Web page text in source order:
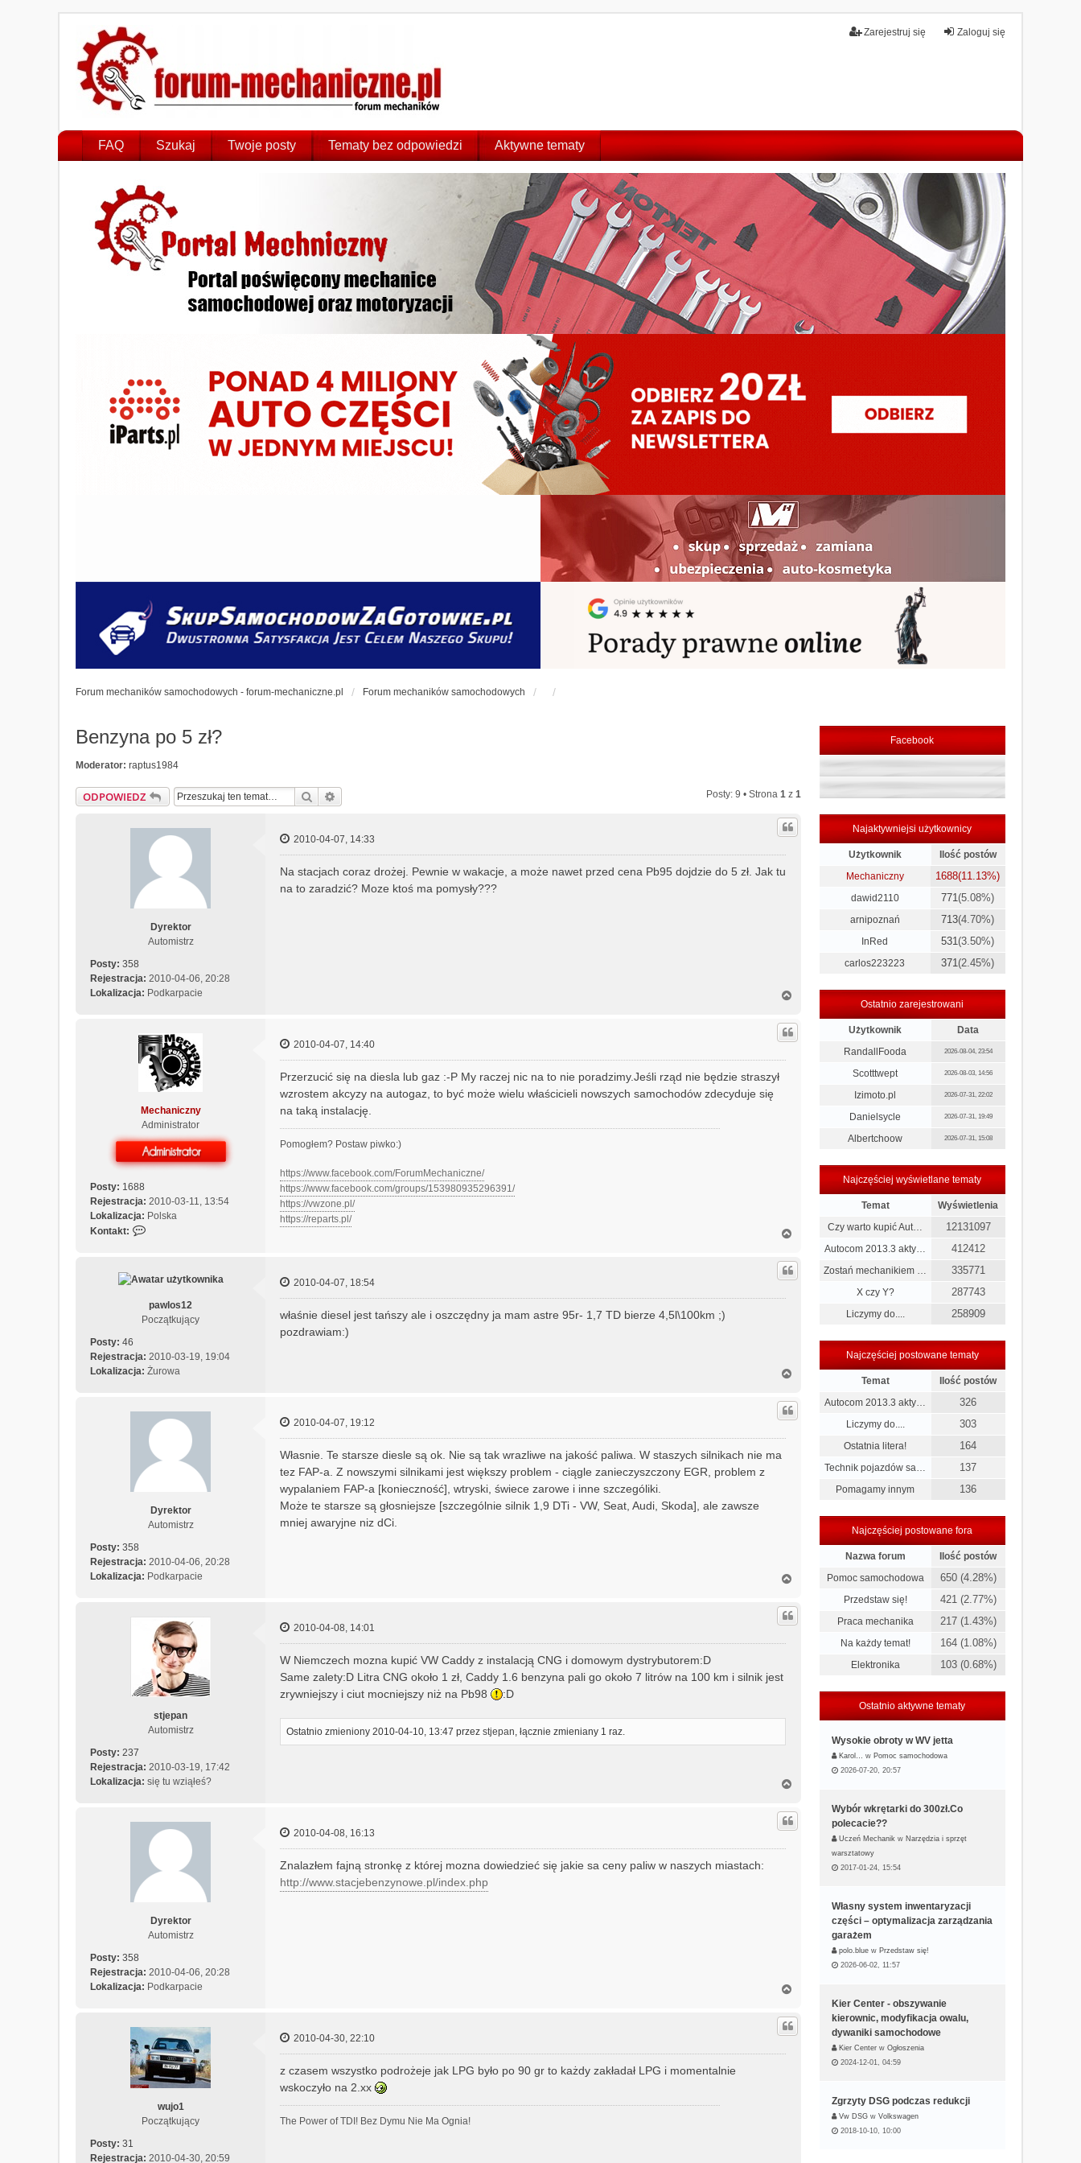
Zaloguj się
Zarejestruj się
FAQ Szukaj Twoje posty Tematy bez odpowiedzi Aktywne tematy
Forum mechaników samochodowych - forum-mechaniczne.pl Forum mechaników samochodowych
Benzyna po 5 zł?
Moderator: raptus1984
ODPOWIEDZ Szukaj Posty: 9 • Strona 1z 1
Dyrektor
Automistrz
Posty: 358
Rejestracja: 2010-04-06, 20:28
Lokalizacja: Podkarpacie
2010-04-07, 14:33
Na stacjach coraz drożej. Pewnie w wakacje, a może nawet przed cena Pb95 dojdzie do 5 zł. Jak tu
na to zaradzić? Moze ktoś ma pomysły???
g
r
Mechaniczny
Administrator
Posty: 1688
Rejestracja: 2010-03-11, 13:54
Lokalizacja: Polska
Kontakt:
a
k
j
s
M
e
n
n
y
2010-04-07, 14:40
Przerzucić się na diesla lub gaz :-P My raczej nic na to nie poradzimy.Jeśli rząd nie będzie straszył
wzrostem akcyzy na autogaz, to być może wielu właścicieli nowszych samochodów zdecyduje się
na taką instalację.
Pomogłem? Postaw piwko:)
https://www.facebook.com/ForumMechaniczne/
https://www.facebook.com/groups/153980935296391/
https://vwzone.pl/
https://reparts.pl/
g
r
pawlos12
Początkujący
Posty: 46
Rejestracja: 2010-03-19, 19:04
Lokalizacja: Żurowa
2010-04-07, 18:54
właśnie diesel jest tańszy ale i oszczędny ja mam astre 95r- 1,7 TD bierze 4,5l\100km ;)
pozdrawiam:)
g
r
Dyrektor
Automistrz
Posty: 358
Rejestracja: 2010-04-06, 20:28
Lokalizacja: Podkarpacie
2010-04-07, 19:12
Własnie. Te starsze diesle są ok. Nie są tak wrazliwe na jakość paliwa. W staszych silnikach nie ma
tez FAP-a. Z nowszymi silnikami jest większy problem - ciągle zanieczyszczony EGR, problem z
wypalaniem FAP-a [konieczność], wtryski, świece zarowe i inne szczególiki.
Może te starsze są głosniejsze [szczególnie silnik 1,9 DTi - VW, Seat, Audi, Skoda], ale zawsze
mniej awaryjne niz dCi.
g
r
stjepan
Automistrz
Posty: 237
Rejestracja: 2010-03-19, 17:42
Lokalizacja: się tu wziąłeś?
2010-04-08, 14:01
W Niemczech mozna kupić VW Caddy z instalacją CNG i domowym dystrybutorem:D
Same zalety:D Litra CNG około 1 zł, Caddy 1.6 benzyna pali go około 7 litrów na 100 km i silnik jest
zrywniejszy i ciut mocniejszy niż na Pb98
:D
Ostatnio zmieniony 2010-04-10, 13:47 przez stjepan , łącznie zmieniany 1 raz.
g
r
Dyrektor
Automistrz
Posty: 358
Rejestracja: 2010-04-06, 20:28
Lokalizacja: Podkarpacie
2010-04-08, 16:13
Znalazłem fajną stronkę z której mozna dowiedzieć się jakie sa ceny paliw w naszych miastach:
http://www.stacjebenzynowe.pl/index.php
g
r
wujo1
Początkujący
Posty: 31
Rejestracja: 2010-04-30, 20:59
2010-04-30, 22:10
z czasem wszystko podrożeje jak LPG było po 90 gr to każdy zakładał LPG i momentalnie
wskoczyło na 2.xx
The Power of TDI! Bez Dymu Nie Ma Ognia!
Facebook
Najaktywniejsi użytkownicy
Użytkownik
Ilość postów
Mechaniczny
1688(11.13%)
dawid2110 771(5.08%)
arnipoznań 713(4.70%)
InRed 531(3.50%)
carlos223223 371(2.45%)
Ostatnio zarejestrowani
Użytkownik
Data
RandallFooda
2026-08-04, 23:54
Scotttwept 2026-08-03, 14:56
Izimoto.pl 2026-07-31, 22:02
Danielsycle 2026-07-31, 19:49
Albertchoow 2026-07-31, 15:08
Najczęściej wyświetlane tematy
Temat
Wyświetlenia
Czy warto kupić Aut…
12131097
Autocom 2013.3 akty… 412412
Zostań mechanikiem … 335771
X czy Y? 287743
Liczymy do.... 258909
Najczęściej postowane tematy
Temat
Ilość postów
Autocom 2013.3 akty…
326
Liczymy do.... 303
Ostatnia litera! 164
Technik pojazdów sa… 137
Pomagamy innym 136
Najczęściej postowane fora
Nazwa forum
Ilość postów
Pomoc samochodowa
650 (4.28%)
Przedstaw się! 421 (2.77%)
Praca mechanika 217 (1.43%)
Na każdy temat! 164 (1.08%)
Elektronika 103 (0.68%)
Ostatnio aktywne tematy
Wysokie obroty w WV jetta
Karol… w Pomoc samochodowa
2026-07-20, 20:57
Wybór wkrętarki do 300zł.Co
polecacie??
Uczeń Mechanik w Narzędzia i sprzęt
warsztatowy
2017-01-24, 15:54
Własny system inwentaryzacji
części – optymalizacja zarządzania
garażem
polo.blue w Przedstaw się!
2026-06-02, 11:57
Kier Center - obszywanie
kierownic, modyfikacja owalu,
dywaniki samochodowe
Kier Center w Ogłoszenia
2024-12-01, 04:59
Zgrzyty DSG podczas redukcji
Vw DSG w Volkswagen
2018-10-10, 10:00